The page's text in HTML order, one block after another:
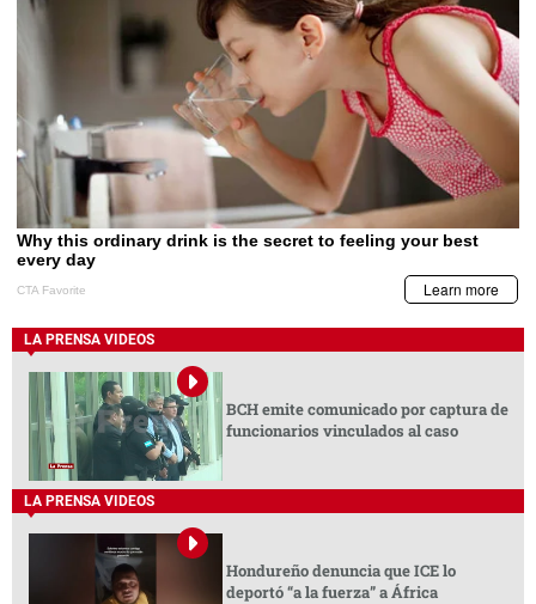
LA PRENSA VIDEOS
BCH emite comunicado por captura de
funcionarios vinculados al caso
LA PRENSA VIDEOS
Hondureño denuncia que ICE lo
deportó “a la fuerza” a África